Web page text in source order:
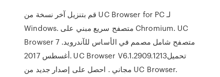
قم بتنزيل آخر نسخة من UC Browser for PC لـ
Windows. متصفح سريع مبني على Chromium. UC
Browser متصفح شامل مصمم في الأساس للآندرويد. 7
أغسطس 2017. UC Browser V6.1.2909.1213تحميل
مجاني . احصل على إصدار جديد من UC Browser.